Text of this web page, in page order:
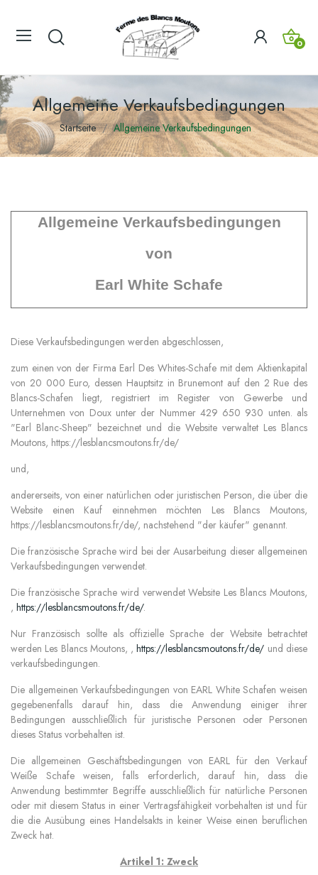
0
Allgemeine Verkaufsbedingungen
Startseite Allgemeine Verkaufsbedingungen
Allgemeine Verkaufsbedingungen
von
Earl White Schafe
Diese Verkaufsbedingungen werden abgeschlossen,
zum einen von der Firma Earl Des Whites-Schafe mit dem Aktienkapital
von 20 000 Euro, dessen Hauptsitz in Brunemont auf den 2 Rue des
Blancs-Schafen liegt, registriert im Register von Gewerbe und
Unternehmen von Doux unter der Nummer 429 650 930 unten. als
"Earl Blanc-Sheep" bezeichnet und die Website verwaltet Les Blancs
Moutons, https://lesblancsmoutons.fr/de/
und,
andererseits, von einer natürlichen oder juristischen Person, die über die
Website einen Kauf einnehmen möchten Les Blancs Moutons,
https://lesblancsmoutons.fr/de/, nachstehend "der käufer" genannt.
Die französische Sprache wird bei der Ausarbeitung dieser allgemeinen
Verkaufsbedingungen verwendet.
Die französische Sprache wird verwendet Website Les Blancs Moutons,
, https://lesblancsmoutons.fr/de/.
Nur Französisch sollte als offizielle Sprache der Website betrachtet
werden Les Blancs Moutons, ,https://lesblancsmoutons.fr/de/ und diese
verkaufsbedingungen.
Die allgemeinen Verkaufsbedingungen von EARL White Schafen weisen
gegebenenfalls darauf hin, dass die Anwendung einiger ihrer
Bedingungen ausschließlich für juristische Personen oder Personen
dieses Status vorbehalten ist.
Die allgemeinen Geschäftsbedingungen von EARL für den Verkauf
Weiße Schafe weisen, falls erforderlich, darauf hin, dass die
Anwendung bestimmter Begriffe ausschließlich für natürliche Personen
oder mit diesem Status in einer Vertragsfähigkeit vorbehalten ist und für
die die Ausübung eines Handelsakts in keiner Weise einen beruflichen
Zweck hat.
Artikel 1: Zweck